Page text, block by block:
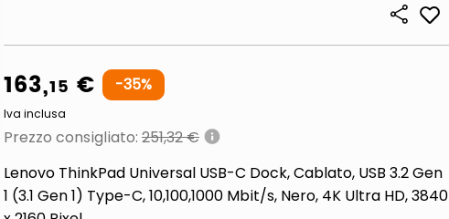
163,15 € -35%
Iva inclusa
Prezzo consigliato: 251,32 €
Lenovo ThinkPad Universal USB-C Dock, Cablato, USB 3.2 Gen
1 (3.1 Gen 1) Type-C, 10,100,1000 Mbit/s, Nero, 4K Ultra HD, 3840